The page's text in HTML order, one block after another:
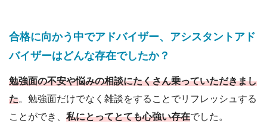
合格に向かう中でアドバイザー、 アシスタントアド
バイザーはどんな存在でしたか？
勉強面の不安や悩みの相談にたくさん乗っていただきまし
た。勉強面だけでなく雑談をすることでリフレッシュする
ことができ、 私にとってとても心強い存在でした。